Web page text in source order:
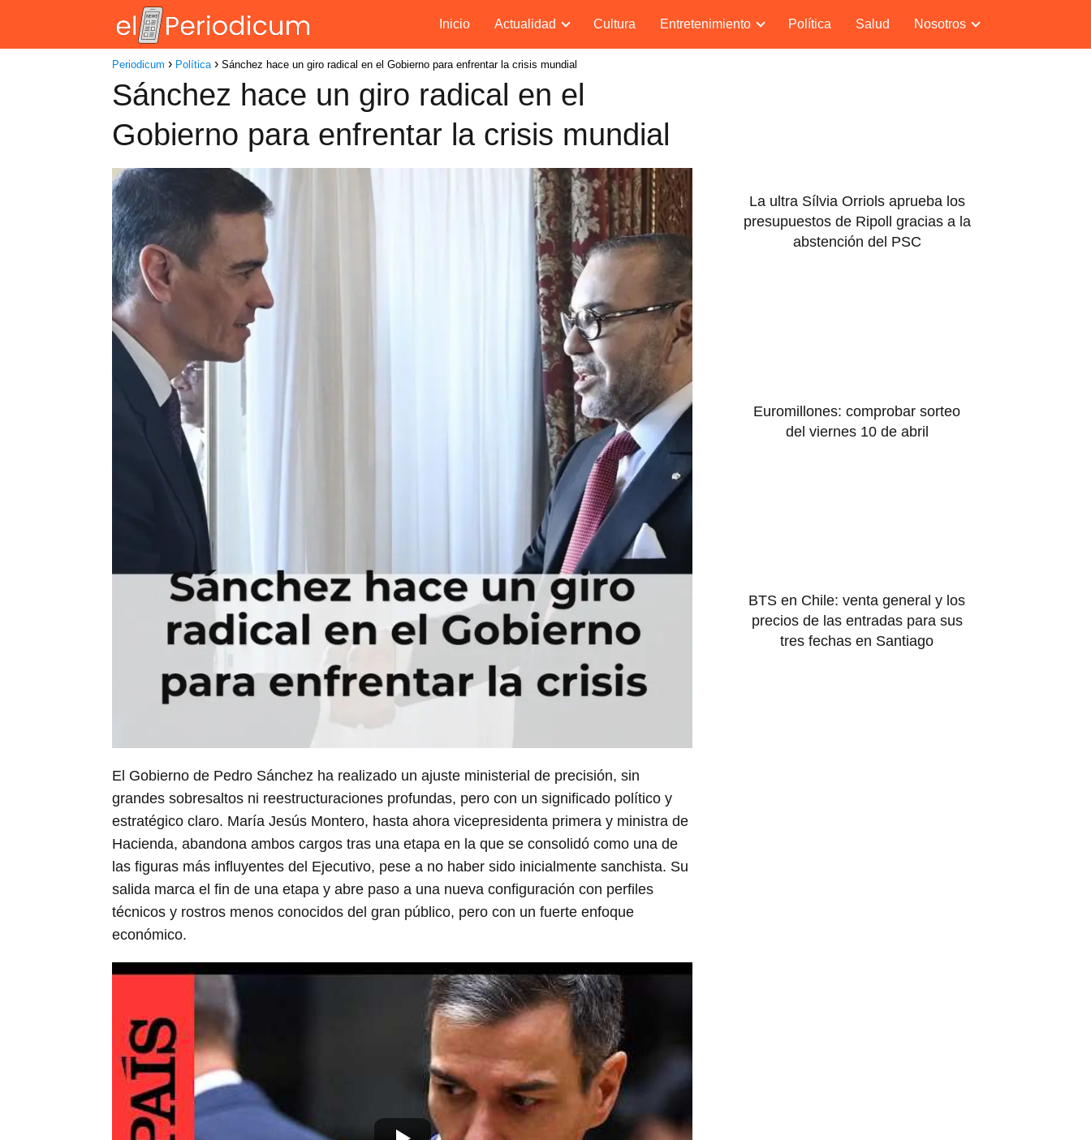
Inicio Actualidad Cultura Entretenimiento Política Salud Nosotros
Periodicum Política Sánchez hace un giro radical en el Gobierno para enfrentar la crisis mundial
Sánchez hace un giro radical en el
Gobierno para enfrentar la crisis mundial
El Gobierno de Pedro Sánchez ha realizado un ajuste ministerial de precisión, sin
grandes sobresaltos ni reestructuraciones profundas, pero con un significado político y
estratégico claro. María Jesús Montero, hasta ahora vicepresidenta primera y ministra de
Hacienda, abandona ambos cargos tras una etapa en la que se consolidó como una de
las figuras más influyentes del Ejecutivo, pese a no haber sido inicialmente sanchista. Su
salida marca el fin de una etapa y abre paso a una nueva configuración con perfiles
técnicos y rostros menos conocidos del gran público, pero con un fuerte enfoque
económico.
La ultra Sílvia Orriols aprueba los
presupuestos de Ripoll gracias a la
abstención del PSC
Euromillones: comprobar sorteo
del viernes 10 de abril
BTS en Chile: venta general y los
precios de las entradas para sus
tres fechas en Santiago